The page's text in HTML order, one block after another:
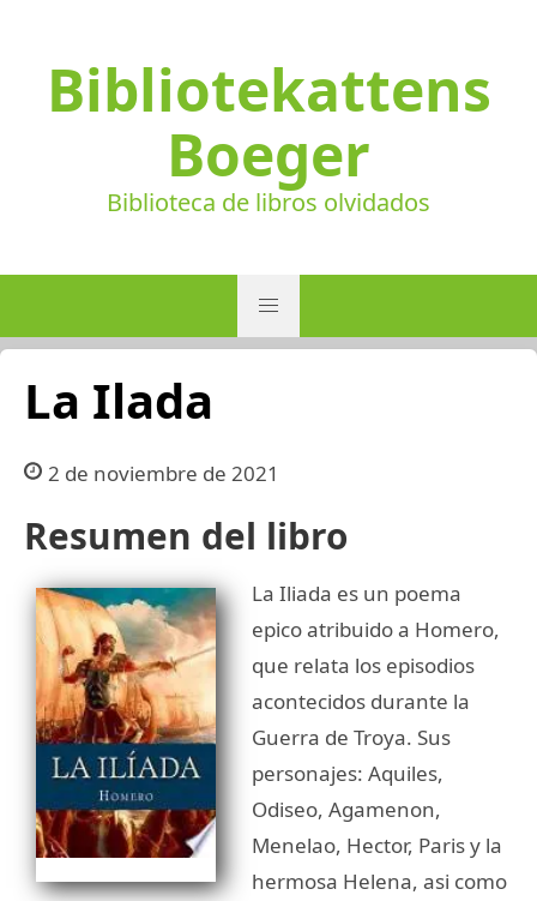
Bibliotekattens
Boeger
Biblioteca de libros olvidados
La Ilada
2 de noviembre de 2021
Resumen del libro
La Iliada es un poema
epico atribuido a Homero,
que relata los episodios
acontecidos durante la
Guerra de Troya. Sus
personajes: Aquiles,
Odiseo, Agamenon,
Menelao, Hector, Paris y la
hermosa Helena, asi como